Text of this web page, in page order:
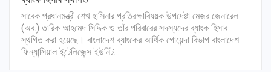
সাবেক প্রধানমন্ত্রী শেখ হাসিনার প্রতিরক্ষাবিষয়ক উপদেষ্টা মেজর জেনারেল
(অব.) তারিক আহমেদ সিদ্দিক ও তাঁর পরিবারের সদস্যদের ব্যাংক হিসাব
স্থগিত করা হয়েছে। বাংলাদেশ ব্যাংকের আর্থিক গোয়েন্দা বিভাগ বাংলাদেশ
ফিন্যান্সিয়াল ইন্টেলিজেন্স ইউনিট…